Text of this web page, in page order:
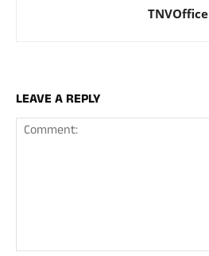
TNVOffice
LEAVE A REPLY